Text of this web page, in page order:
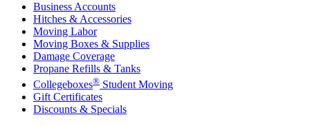
Business Accounts
Hitches & Accessories
Moving Labor
Moving Boxes & Supplies
Damage Coverage
Propane Refills & Tanks
Collegeboxes® Student Moving
Gift Certificates
Discounts & Specials